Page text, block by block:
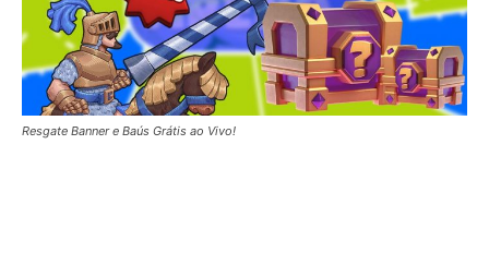
Resgate Banner e Baús Grátis ao Vivo!